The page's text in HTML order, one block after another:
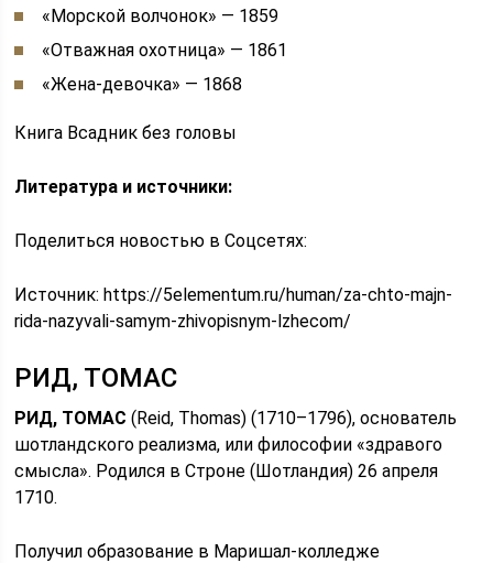
«Морской волчонок» — 1859
«Отважная охотница» — 1861
«Жена-девочка» — 1868
Книга Всадник без головы
Литература и источники:
Поделиться новостью в Соцсетях:
Источник:https://5elementum.ru/human/za-chto-majn-
rida-nazyvali-samym-zhivopisnym-lzhecom/
РИД, ТОМАС
РИД, ТОМАС(Reid, Thomas) (1710–1796), основатель
шотландского реализма, или философии «здравого
смысла». Родился в Строне (Шотландия) 26 апреля
1710.
Получил образование в Маришал-колледже